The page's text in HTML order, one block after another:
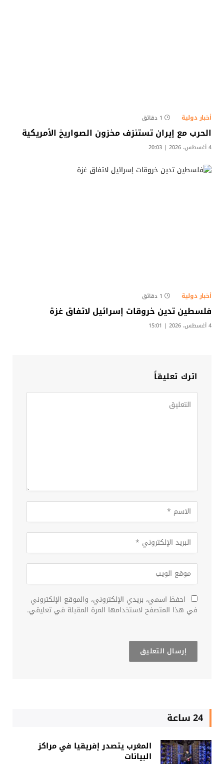
أخبار دولية 1 دقائق
الحرب مع إيران تستنزف مخزون الصواريخ الأمريكية
4 أغسطس، 2026 | 20:03
أخبار دولية 1 دقائق
فلسطين تدين خروقات إسرائيل لاتفاق غزة
4 أغسطس، 2026 | 15:01
اترك تعليقاً
احفظ اسمي، بريدي الإلكتروني، والموقع الإلكتروني
في هذا المتصفح لاستخدامها المرة المقبلة في تعليقي.
24 ساعة
المغرب يتصدر إفريقيا في مراكز
البيانات